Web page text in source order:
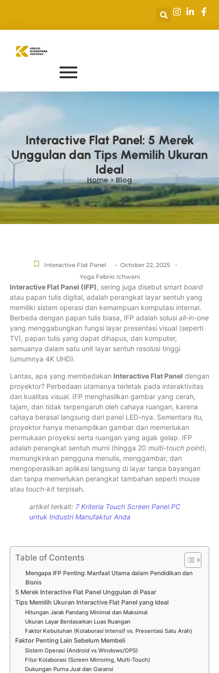
Interactive Flat Panel: 5 Merek
Unggulan dan Tips Memilih Ukuran
Ideal
Home > Blog
Interactive Flat Panel - October 22, 2025 -
Yoga Febrio Ichwani
Interactive Flat Panel (IFP), sering juga disebut smart board
atau papan tulis digital, adalah perangkat layar sentuh yang
memiliki sistem operasi dan kemampuan komputasi internal.
Berbeda dengan papan tulis biasa, IFP adalah solusi all-in-one
yang menggabungkan fungsi layar presentasi visual (seperti
TV), papan tulis yang dapat dihapus, dan komputer,
semuanya dalam satu unit layar sentuh resolusi tinggi
(umumnya 4K UHD).
Lantas, apa yang membedakan Interactive Flat Panel dengan
proyektor? Perbedaan utamanya terletak pada interaktivitas
dan kualitas visual. IFP menghasilkan gambar yang cerah,
tajam, dan tidak terpengaruh oleh cahaya ruangan, karena
cahaya berasal langsung dari panel LED-nya. Sementara itu,
proyektor hanya menampilkan gambar dan memerlukan
permukaan proyeksi serta ruangan yang agak gelap. IFP
adalah perangkat sentuh murni (hingga 20 multi-touch point),
memungkinkan pengguna menulis, menggambar, dan
mengoperasikan aplikasi langsung di layar tanpa bayangan
dan tanpa memerlukan perangkat tambahan seperti mouse
atau touch-kit terpisah.
artikel terkait: 7 Kriteria Touch Screen Panel PC
untuk Industri Manufaktur Anda
Table of Contents
Mengapa IFP Penting: Manfaat Utama dalam Pendidikan dan
Bisnis
5 Merek Interactive Flat Panel Unggulan di Pasar
Tips Memilih Ukuran Interactive Flat Panel yang Ideal
Hitungan Jarak Pandang Minimal dan Maksimal
Ukuran Layar Berdasarkan Luas Ruangan
Faktor Kebutuhan (Kolaborasi Intensif vs. Presentasi Satu Arah)
Faktor Penting Lain Sebelum Membeli
Sistem Operasi (Android vs Windows/OPS)
Fitur Kolaborasi (Screen Mirroring, Multi-Touch)
Dukungan Purna Jual dan Garansi